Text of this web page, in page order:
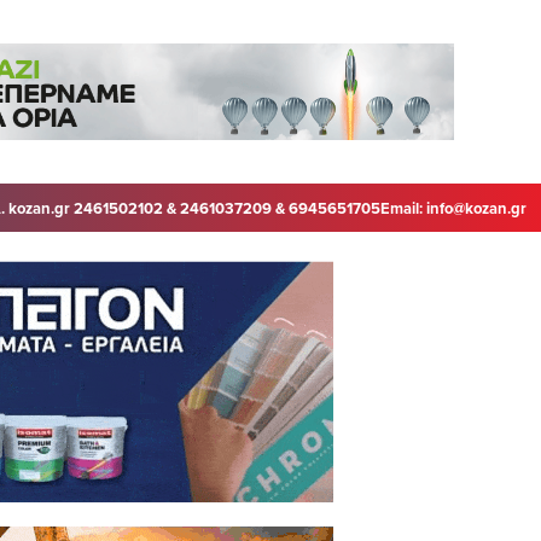
kozan.gr 2461502102 & 2461037209 & 6945651705Email:info@kozan.gr